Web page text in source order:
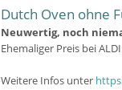
Dutch Oven ohne
Neuwertig, noch
Ehemaliger Preis bei
Weitere Infos unter